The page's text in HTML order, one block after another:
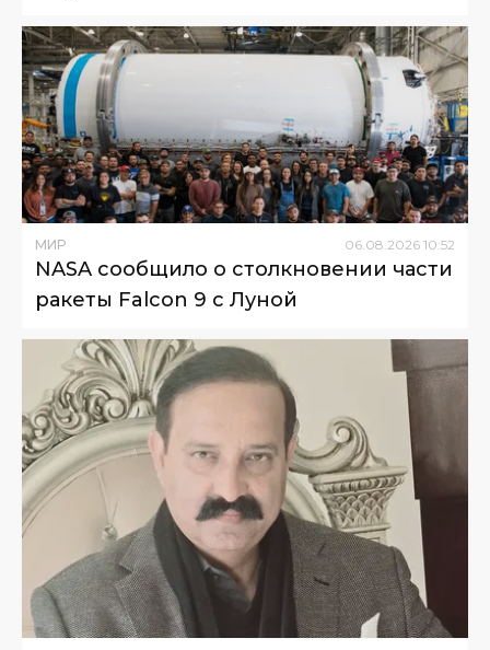
МИР 06.08.2026 10:52
NASA сообщило о столкновении части
ракеты Falcon 9 с Луной